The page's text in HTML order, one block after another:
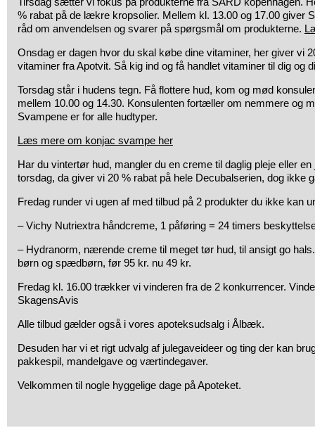
% rabat på de lækre kropsolier. Mellem kl. 13.00 og 17.00 giver
råd om anvendelsen og svarer på spørgsmål om produkterne.
Onsdag er dagen hvor du skal købe dine vitaminer, her giver vi
vitaminer fra Apotvit. Så kig ind og få handlet vitaminer til dig og
Torsdag står i hudens tegn. Få flottere hud, kom og mød
mellem 10.00 og 14.30. Konsulenten fortæller om nemmere og
Svampene er for alle hudtyper.
Læs mere om konjac svampe her
Har du vintertør hud, mangler du en creme til daglig pleje eller
torsdag, da giver vi 20 % rabat på hele Decubalserien, dog ikke
Fredag runder vi ugen af med tilbud på 2 produkter du ikke kan
– Vichy Nutriextra håndcreme, 1 påføring = 24 timers
– Hydranorm, nærende creme til meget tør hud, til ansigt go
børn og spædbørn, før 95 kr. nu 49 kr.
Fredag kl. 16.00 trækker vi vinderen fra de 2 konkurrencer.
SkagensAvis
Alle tilbud gælder også i vores apoteksudsalg i Ålbæk.
Desuden har vi et rigt udvalg af julegaveideer og ting der kan
pakkespil, mandelgave og værtindegaver.
Velkommen til nogle hyggelige dage på Apoteket.